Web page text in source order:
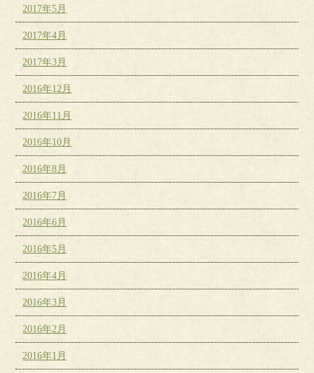
2017年5月
2017年4月
2017年3月
2016年12月
2016年11月
2016年10月
2016年8月
2016年7月
2016年6月
2016年5月
2016年4月
2016年3月
2016年2月
2016年1月